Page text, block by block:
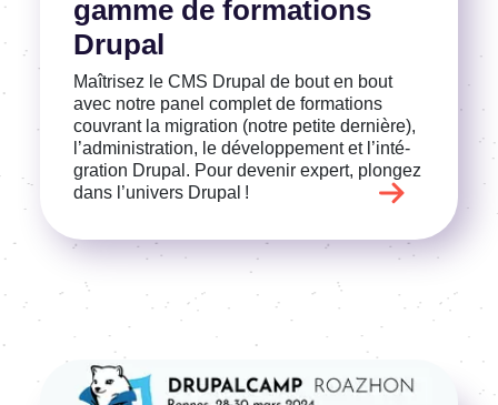
gamme de forma­tions
Drupal
Maîtri­sez le CMS Drupal de bout en bout
avec notre panel complet de forma­tions
couvrant la migra­tion (notre petite dernière),
l’ad­mi­nis­tra­tion, le déve­lop­pe­ment et l’in­té­
gra­tion Drupal. Pour deve­nir expert, plon­gez
dans l’uni­vers Drupal !
Voir l'article
Image